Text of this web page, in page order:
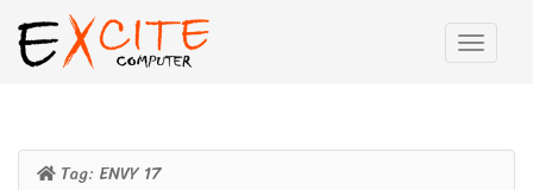
Tag: ENVY 17